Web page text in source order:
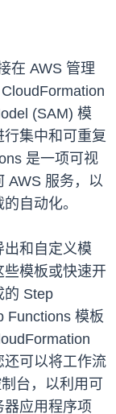
在 AWS 管理
(SAM) 模
集中和可重复
是一项可视
AWS 服务，以
自动化。
和自定义模
模板或快速开
的 Step
Functions 模板
可以将工作流
台，以利用可
应用程序项